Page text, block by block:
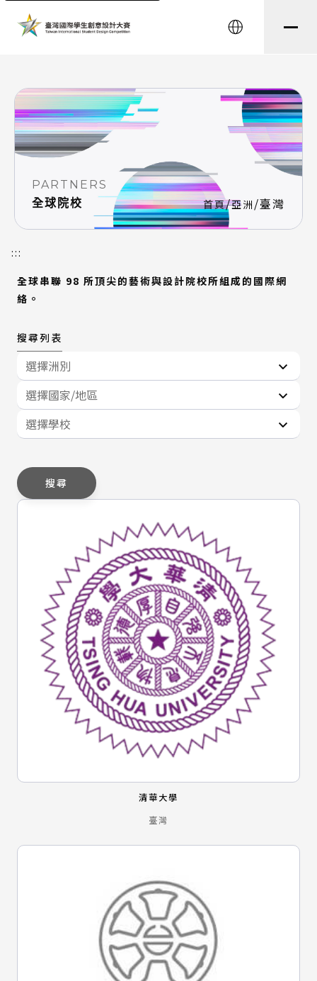
English
PARTNERS
全球院校
首頁/亞洲 /臺灣
:::
全球串聯 98 所頂尖的藝術與設計院校所組成的國際網
絡。
搜尋列表
選擇洲別
選擇國家/地區
選擇學校
搜尋
清華大學
臺灣